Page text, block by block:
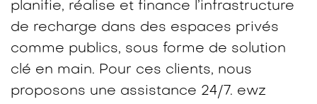
planifie, réalise et finance l’infrastructure
de recharge dans des espaces privés
comme publics, sous forme de solution
clé en main. Pour ces clients, nous
proposons une assistance 24/7. ewz